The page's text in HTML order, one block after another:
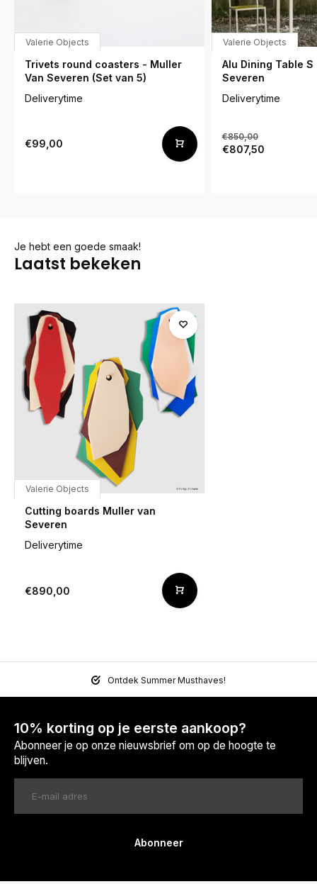
Valerie Objects
Trivets round coasters - Muller
Van Severen (Set van 5)
Deliverytime
€99,00
Valerie Objects
Alu Dining Table
Severen
Deliverytime
€850,00
€807,50
Je hebt een goede smaak!
Laatst bekeken
Valerie Objects
Cutting boards Muller van
Severen
Deliverytime
€890,00
Ontdek Summer Musthaves!
10% korting op je eerste aankoop?
Abonneer je op onze nieuwsbrief om op de hoogte te
blijven.
Abonneer